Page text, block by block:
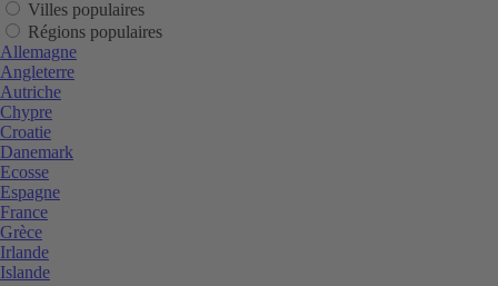
Villes populaires
Régions populaires
Allemagne
Angleterre
Autriche
Chypre
Croatie
Danemark
Ecosse
Espagne
France
Grèce
Irlande
Islande